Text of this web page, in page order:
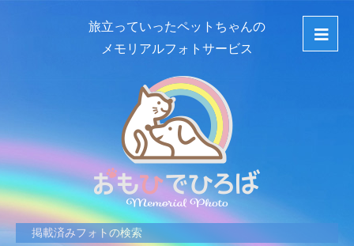
旅立っていったペットちゃんの
メモリアルフォトサービス
掲載済みフォトの検索